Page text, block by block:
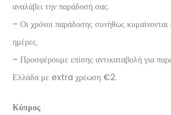
αναλάβει την παράδοσή σας.
– Οι χρόνοι παράδοσης συνήθως
ημέρες.
– Προσφέρουμε επίσης αντικαταβολή για
Ελλάδα με extra χρέωση €2.
Κύπρος